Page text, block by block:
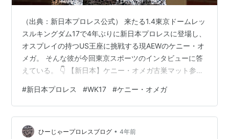
（出典：新日本プロレス公式） 来たる1.4東京ドームレッ
スルキングダム17で4年ぶりに新日本プロレスに登場し、
オスプレイの持つUS王座に挑戦する現AEWのケニー・オ
メガ。 そんな彼が今回東京スポーツのインタビューに答
えている。 👇 【新日本】ケニー・オメガ古巣マット参戦
スポWEB 11月のスターダムとの合同興行にVTRで登場し
た際には、 ファンに大きな驚きと衝撃を与えたわけだ
が、 それに比例するようにオスプレイとの決戦に期待を
持っているファンも多いかと思う。 👇
#新日本プロレス #WK17 #ケニー・オメガ
ひーじゃープロレスブログ • 4年前